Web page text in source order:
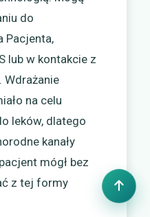
do
Pacjenta,
lub w kontakcie z
Wdrażanie
na celu
leków, dlatego
kanały
mógł bez
z tej formy